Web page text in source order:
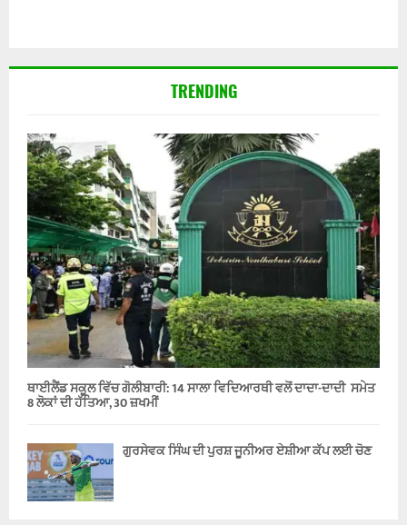
TRENDING
ਥਾਈਲੈਂਡ ਸਕੂਲ ਵਿੱਚ ਗੋਲੀਬਾਰੀ: 14 ਸਾਲਾ ਵਿਦਿਆਰਥੀ ਵਲੋਂ ਦਾਦਾ-ਦਾਦੀ ਸਮੇਤ
8 ਲੋਕਾਂ ਦੀ ਹੱਤਿਆ, 30 ਜ਼ਖਮੀਂ
ਗੁਰਸੇਵਕ ਸਿੰਘ ਦੀ ਪੁਰਸ਼ ਜੂਨੀਅਰ ਏਸ਼ੀਆ ਕੱਪ ਲਈ ਚੋਣ